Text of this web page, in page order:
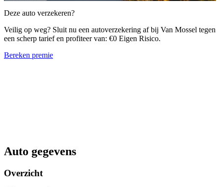
Deze auto verzekeren?
Veilig op weg? Sluit nu een autoverzekering af bij Van Mossel tegen
een scherp tarief en profiteer van: €0 Eigen Risico.
Bereken premie
Auto gegevens
Overzicht